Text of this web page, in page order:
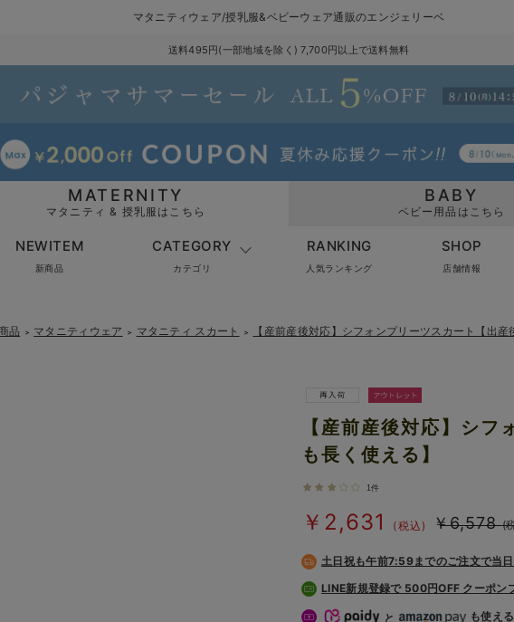
マタニティウェア/授乳服&ベビーウェア通販のエンジェリーベ
送料495円(一部地域を除く) 7,700円以上で送料無料
MATERNITY
マタニティ & 授乳服はこちら
BABY
ベビー用品はこちら
NEWITEM
新商品
CATEGORY
カテゴリ
RANKING
人気ランキング
SHOP
店舗情報
品 ＞ マタニティウェア ＞ マタニティ スカート ＞ 【産前産後対応】シフォンプリーツスカート【出産
【産前産後対応】シ
も長く使える】
1件
￥6,578 (
￥2,631 (税込)
土日祝も午前7:59までのご注文で当
LINE新規登録で 500円OFF クーポン
と も使える